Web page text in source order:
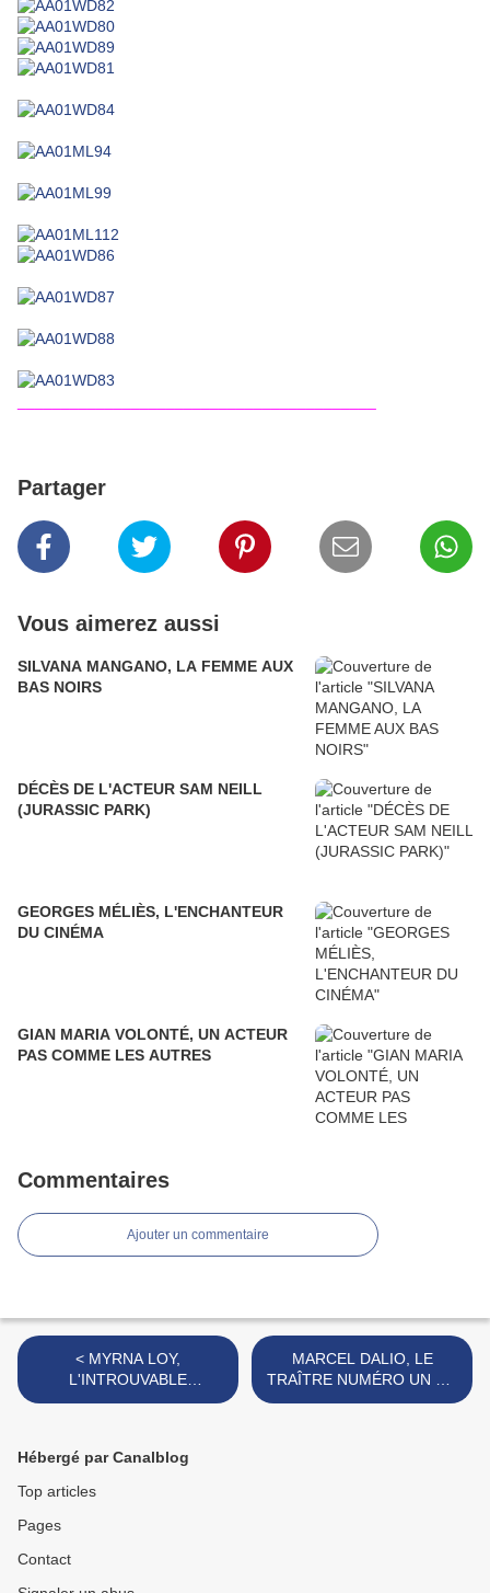
Partager
Vous aimerez aussi
SILVANA MANGANO, LA FEMME AUX
BAS NOIRS
DÉCÈS DE L'ACTEUR SAM NEILL
(JURASSIC PARK)
GEORGES MÉLIÈS, L'ENCHANTEUR
DU CINÉMA
GIAN MARIA VOLONTÉ, UN ACTEUR
PAS COMME LES AUTRES
Commentaires
Ajouter un commentaire
< MYRNA LOY,
L'INTROUVABLE
RÉUSSITE
MARCEL DALIO, LE
TRAÎTRE NUMÉRO UN DU
CINÉMA FRANÇAIS >
Hébergé par Canalblog
Top articles
Pages
Contact